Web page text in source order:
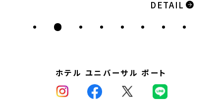
DETAIL
ホテル ユニバーサル ポート